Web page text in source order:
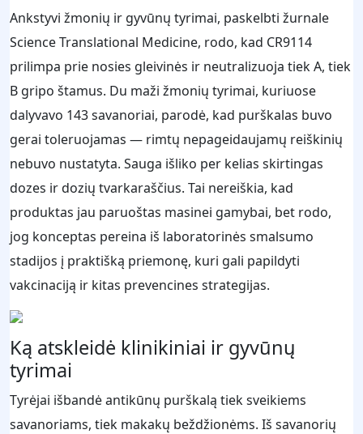
Ankstyvi žmonių ir gyvūnų tyrimai, paskelbti žurnale
Science Translational Medicine, rodo, kad CR9114
prilimpa prie nosies gleivinės ir neutralizuoja tiek A, tiek
B gripo štamus. Du maži žmonių tyrimai, kuriuose
dalyvavo 143 savanoriai, parodė, kad purškalas buvo
gerai toleruojamas — rimtų nepageidaujamų reiškinių
nebuvo nustatyta. Sauga išliko per kelias skirtingas
dozes ir dozių tvarkaraščius. Tai nereiškia, kad
produktas jau paruoštas masinei gamybai, bet rodo,
jog konceptas pereina iš laboratorinės smalsumo
stadijos į praktišką priemonę, kuri gali papildyti
vakcinaciją ir kitas prevencines strategijas.
Ką atskleidė klinikiniai ir gyvūnų
tyrimai
Tyrėjai išbandė antikūnų purškalą tiek sveikiems
savanoriams, tiek makakų beždžionėms. Iš savanorių